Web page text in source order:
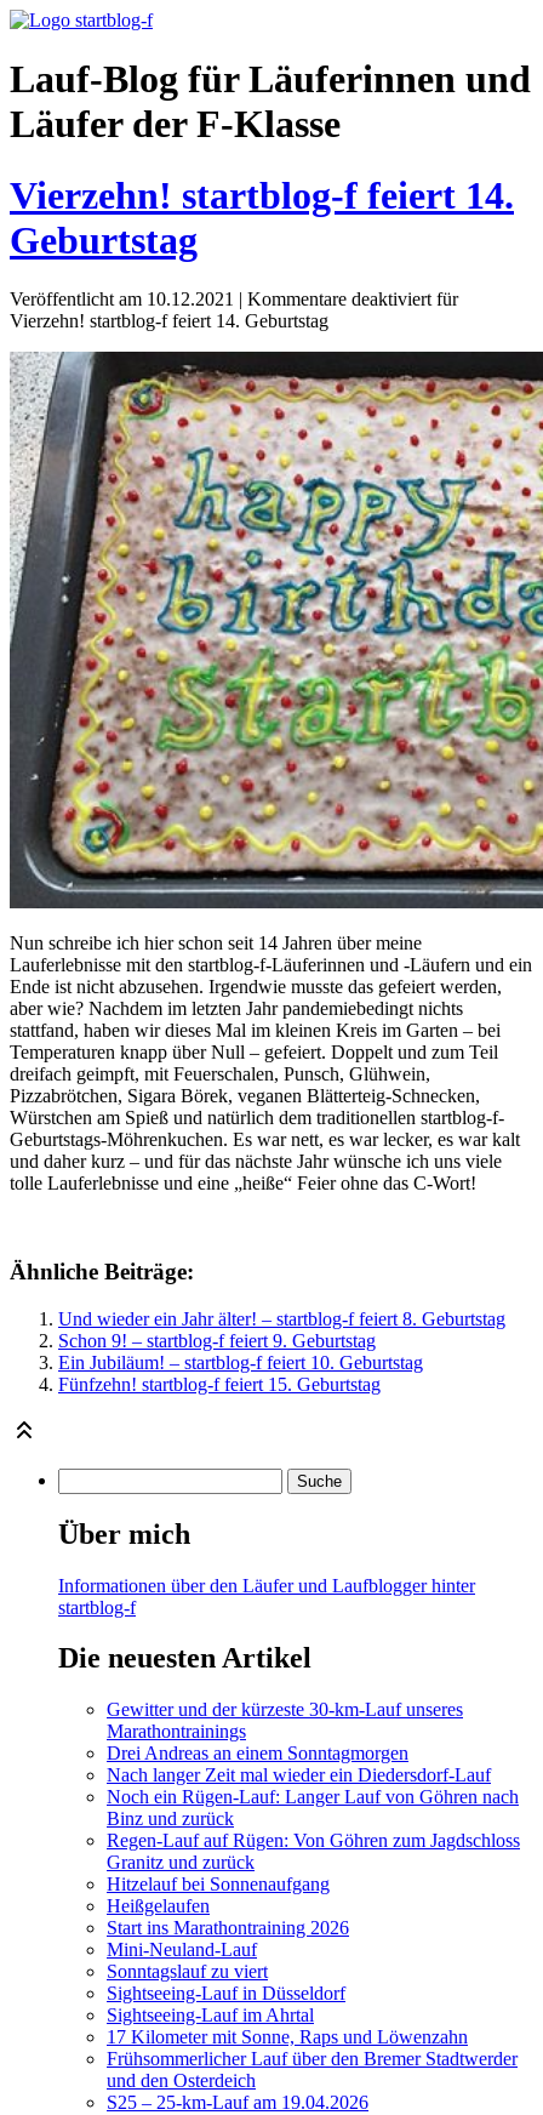
Lauf-Blog für Läuferinnen und
Läufer der F-Klasse
Vierzehn! startblog-f feiert 14.
Geburtstag
Veröffentlicht am 10.12.2021 | Kommentare deaktiviert für
Vierzehn! startblog-f feiert 14. Geburtstag
Nun schreibe ich hier schon seit 14 Jahren über meine
Lauferlebnisse mit den startblog-f-Läuferinnen und -Läufern und ein
Ende ist nicht abzusehen. Irgendwie musste das gefeiert werden,
aber wie? Nachdem im letzten Jahr pandemiebedingt nichts
stattfand, haben wir dieses Mal im kleinen Kreis im Garten – bei
Temperaturen knapp über Null – gefeiert. Doppelt und zum Teil
dreifach geimpft, mit Feuerschalen, Punsch, Glühwein,
Pizzabrötchen, Sigara Börek, veganen Blätterteig-Schnecken,
Würstchen am Spieß und natürlich dem traditionellen startblog-f-
Geburtstags-Möhrenkuchen. Es war nett, es war lecker, es war kalt
und daher kurz – und für das nächste Jahr wünsche ich uns viele
tolle Lauferlebnisse und eine „heiße“ Feier ohne das C-Wort!
Ähnliche Beiträge:
Und wieder ein Jahr älter! – startblog-f feiert 8. Geburtstag
Schon 9! – startblog-f feiert 9. Geburtstag
Ein Jubiläum! – startblog-f feiert 10. Geburtstag
Fünfzehn! startblog-f feiert 15. Geburtstag
Über mich
Informationen über den Läufer und Laufblogger hinter
startblog-f
Die neuesten Artikel
Gewitter und der kürzeste 30-km-Lauf unseres
Marathontrainings
Drei Andreas an einem Sonntagmorgen
Nach langer Zeit mal wieder ein Diedersdorf-Lauf
Noch ein Rügen-Lauf: Langer Lauf von Göhren nach
Binz und zurück
Regen-Lauf auf Rügen: Von Göhren zum Jagdschloss
Granitz und zurück
Hitzelauf bei Sonnenaufgang
Heißgelaufen
Start ins Marathontraining 2026
Mini-Neuland-Lauf
Sonntagslauf zu viert
Sightseeing-Lauf in Düsseldorf
Sightseeing-Lauf im Ahrtal
17 Kilometer mit Sonne, Raps und Löwenzahn
Frühsommerlicher Lauf über den Bremer Stadtwerder
und den Osterdeich
S25 – 25-km-Lauf am 19.04.2026